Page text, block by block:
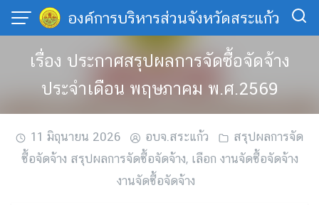
Skip
องค์การบริหารส่วนจังหวัดสระแก้ว
เรื่อง ประกาศสรุปผลการจัดซื้อจัดจ้าง
ประจำเดือน พฤษภาคม พ.ศ.2569
11 มิถุนายน 2026 อบจ.สระแก้ว
สรุปผลการจัด
ซื้อจัดจ้าง สรุปผลการจัดซื้อจัดจ้าง, เลือก งานจัดซื้อจัดจ้าง
งานจัดซื้อจัดจ้าง